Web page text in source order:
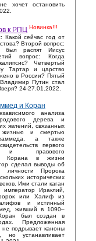
хочет остановить
к РПЦ Новинка!!!
Какой сейчас год от
Второй вопрос:
распят Иисус
вопрос: Когда
Четвертый
Тартар и царство
в России? Пятый
Путин стал
24-27.01.2022.
и Коран
анализа
дерева и
явлений, связанных
и смертью
а также
первого
и правового
Корана в жизни
сделал выводы об
личности Пророка
исторических
Ими стали каган
Ираклий,
или Халиф из
и истинный
живший в 1090–
был создан в
Предложенная
не подрывает каноны
но устанавливает